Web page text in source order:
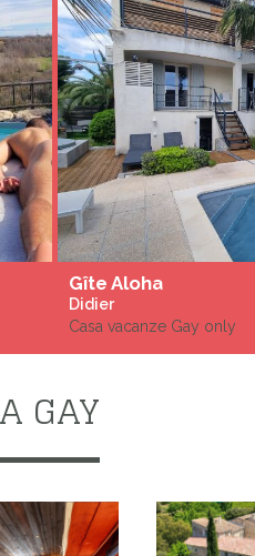
Gîte Aloha
Didier
Casa vacanze Gay only
GAY